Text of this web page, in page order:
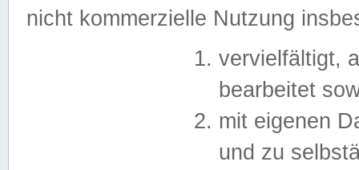
nicht kommerzielle Nutzung
vervielfältigt,
bearbeitet
mit eigenen
und zu